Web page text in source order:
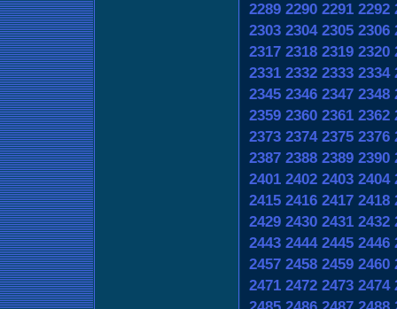
2289 2290 2291 2292
2303 2304 2305 2306
2317 2318 2319 2320
2331 2332 2333 2334
2345 2346 2347 2348
2359 2360 2361 2362
2373 2374 2375 2376
2387 2388 2389 2390
2401 2402 2403 2404
2415 2416 2417 2418
2429 2430 2431 2432
2443 2444 2445 2446
2457 2458 2459 2460
2471 2472 2473 2474